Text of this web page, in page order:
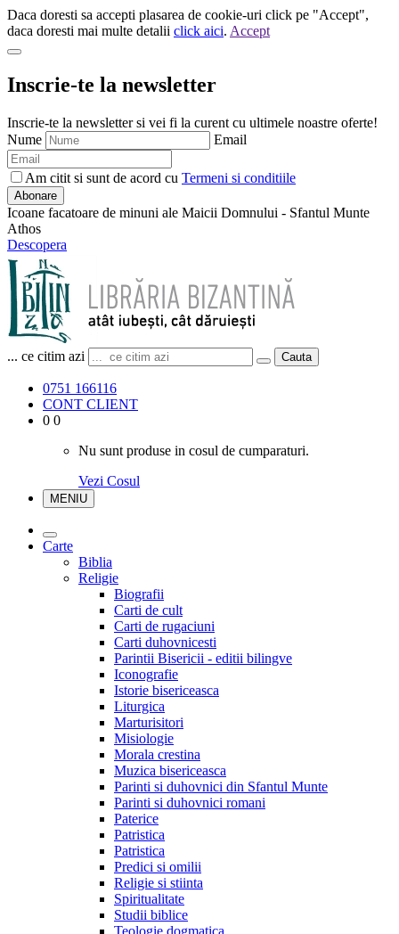
Daca doresti sa accepti plasarea de cookie-uri click pe "Accept",
daca doresti mai multe detalii click aici. Accept
Inscrie-te la newsletter
Inscrie-te la newsletter si vei fi la curent cu ultimele noastre oferte!
Nume
Email
Am citit si sunt de acord cu Termeni si conditiile
Abonare
Icoane facatoare de minuni ale Maicii Domnului - Sfantul Munte
Athos
Descopera
... ce citim azi Cauta
0751 166116
CONT CLIENT
0 0
Nu sunt produse in cosul de cumparaturi.
Vezi Cosul
MENIU
Carte
Biblia
Religie
Biografii
Carti de cult
Carti de rugaciuni
Carti duhovnicesti
Parintii Bisericii - editii bilingve
Iconografie
Istorie bisericeasca
Liturgica
Marturisitori
Misiologie
Morala crestina
Muzica bisericeasca
Parinti si duhovnici din Sfantul Munte
Parinti si duhovnici romani
Paterice
Patristica
Patristica
Predici si omilii
Religie si stiinta
Spiritualitate
Studii biblice
Teologie dogmatica